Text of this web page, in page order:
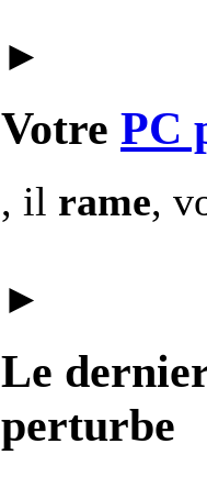
►
Votre PC
, il rame,
►
Le
perturbe